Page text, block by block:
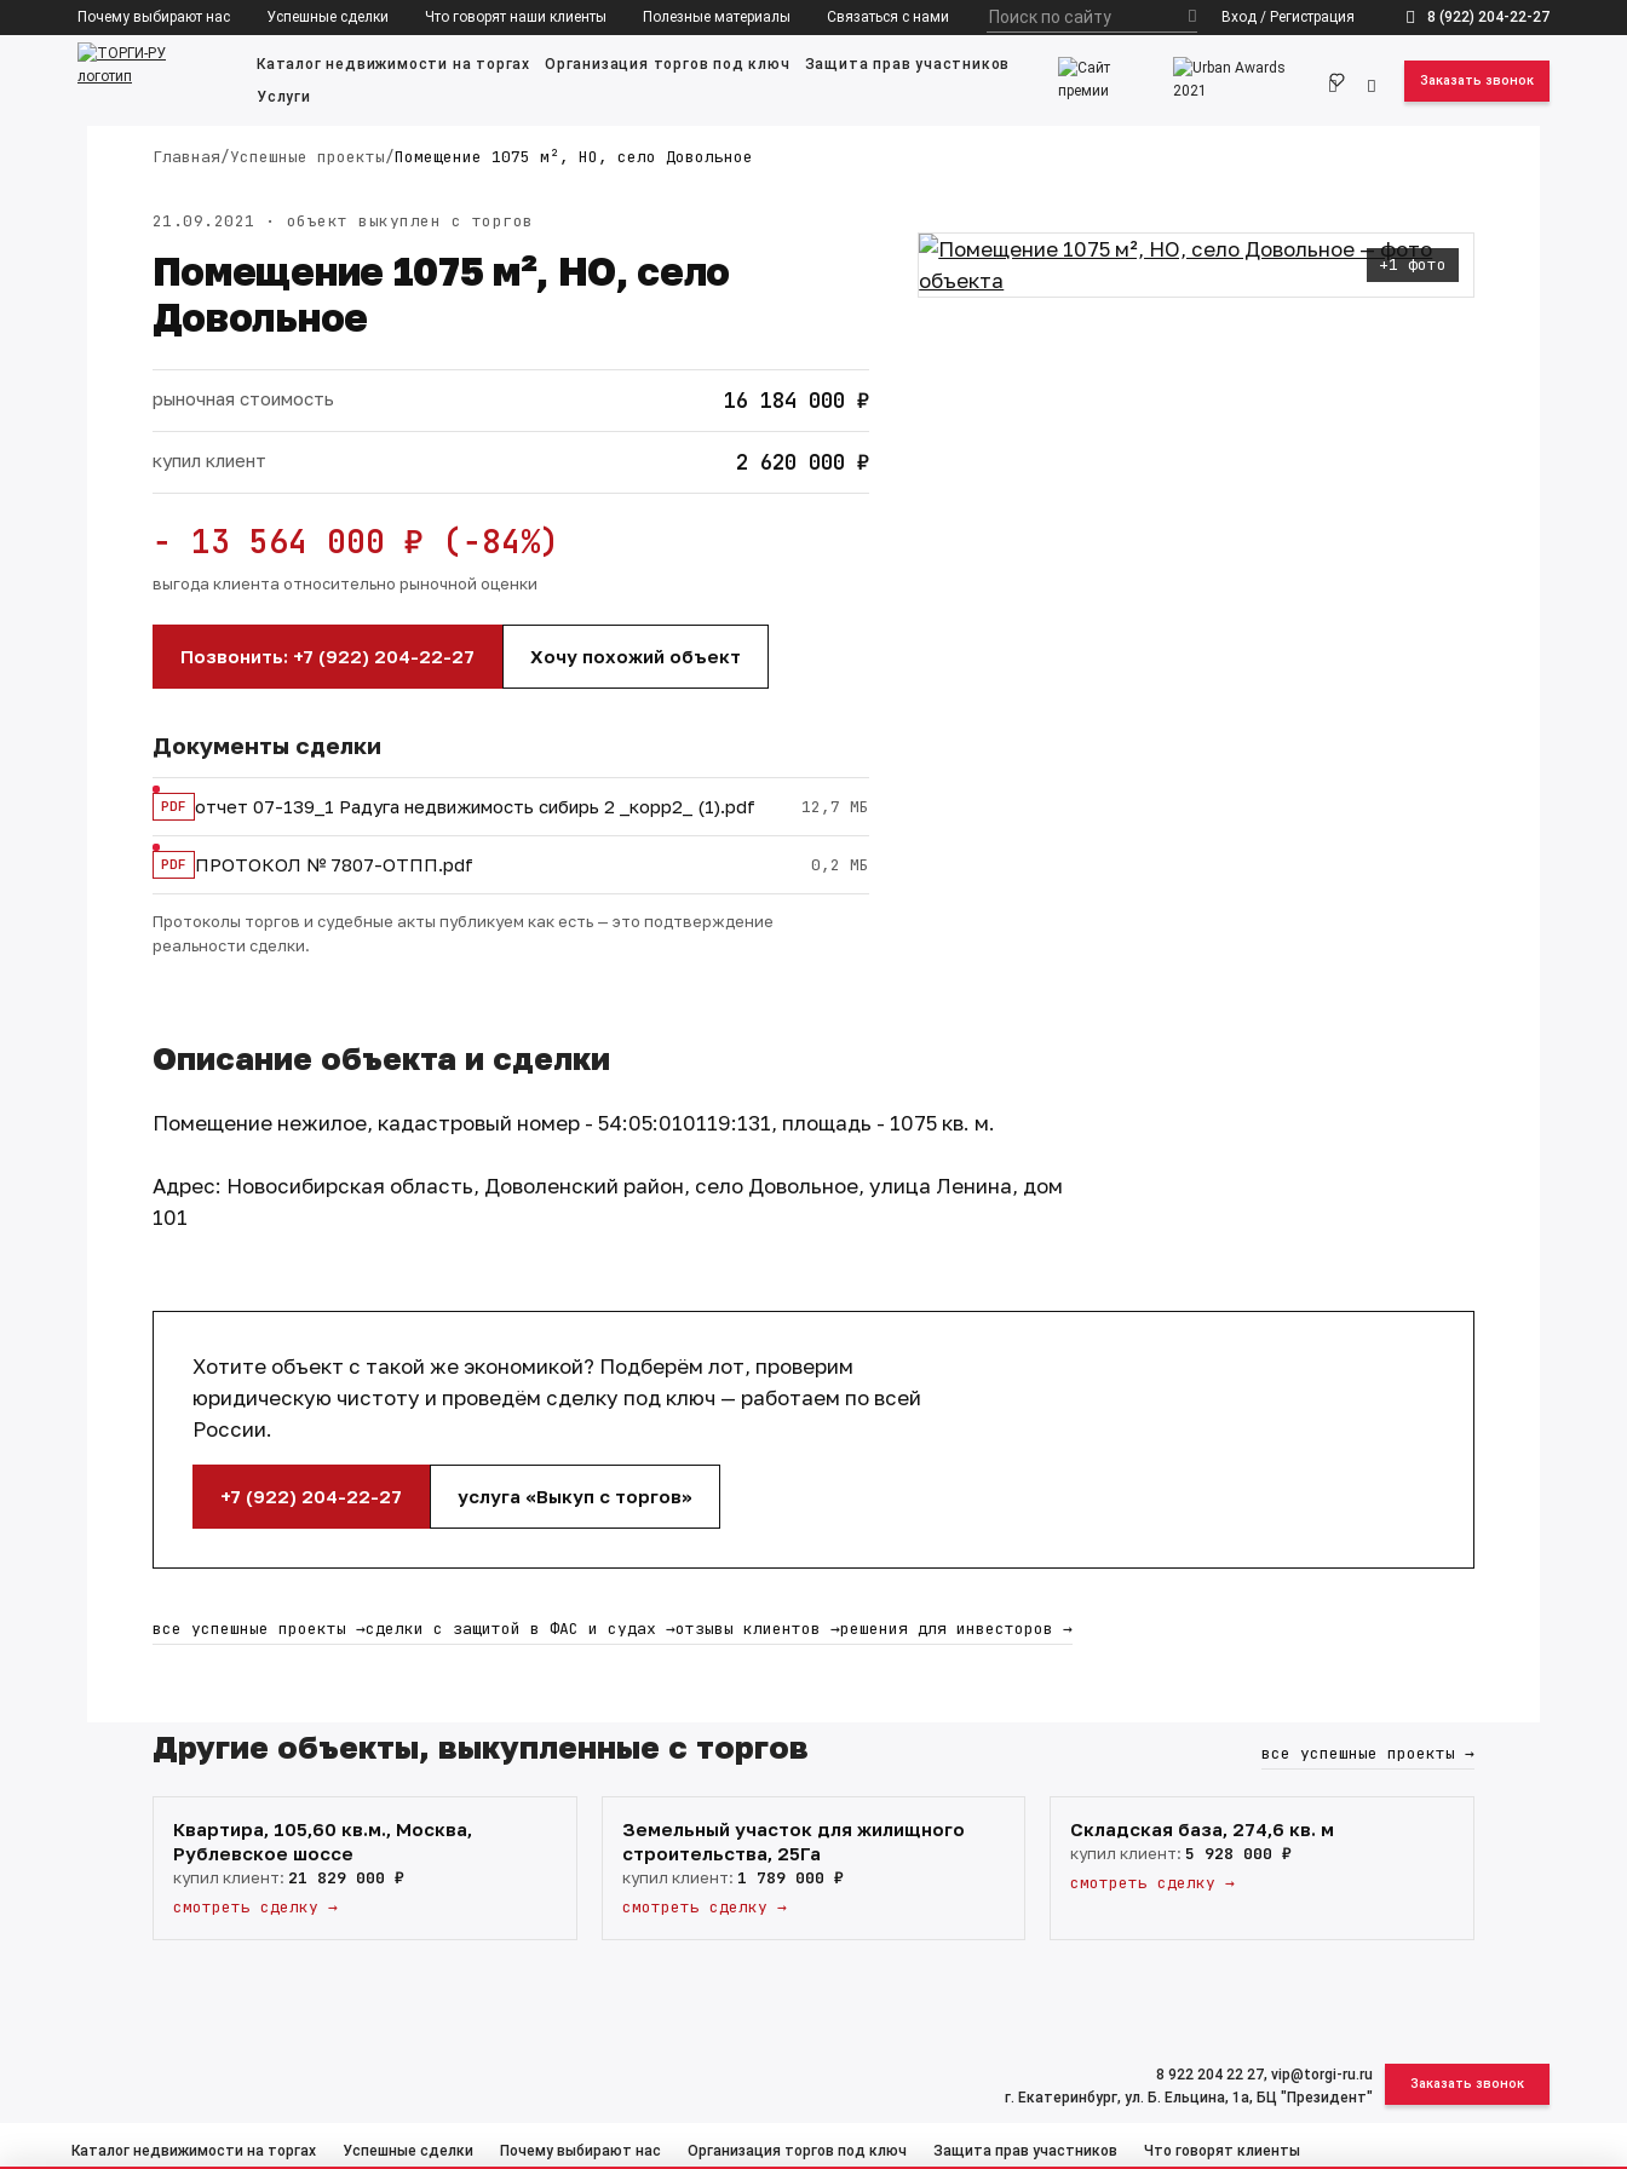
Почему выбирают нас Успешные сделки Что говорят наши клиенты Полезные материалы Связаться с нами Вход / Регистрация 8 (922) 204-22-27
Каталог недвижимости на торгах Организация торгов под ключ
Защита прав участников
Услуги
Заказать звонок
Главная/Успешные проекты/Помещение 1075 м², НО, село Довольное
21.09.2021 · объект выкуплен с торгов
Помещение 1075 м², НО, село
Довольное
рыночная стоимость 16 184 000 ₽
купил клиент 2 620 000 ₽
− 13 564 000 ₽ (−84%)
выгода клиента относительно рыночной оценки
Позвонить: +7 (922) 204-22-27 Хочу похожий объект
Документы сделки
PDF отчет 07-139_1 Радуга недвижимость сибирь 2 _корр2_ (1).pdf 12,7 МБ
PDF ПРОТОКОЛ № 7807-ОТПП.pdf 0,2 МБ
Протоколы торгов и судебные акты публикуем как есть — это подтверждение
реальности сделки.
+1 фото
Описание объекта и сделки
Помещение нежилое, кадастровый номер - 54:05:010119:131, площадь - 1075 кв. м.
Адрес: Новосибирская область, Доволенский район, село Довольное, улица Ленина, дом
101
Хотите объект с такой же экономикой? Подберём лот, проверим
юридическую чистоту и проведём сделку под ключ — работаем по всей
России.
+7 (922) 204-22-27 услуга «Выкуп с торгов»
все успешные проекты →сделки с защитой в ФАС и судах →отзывы клиентов →решения для инвесторов →
Другие объекты, выкупленные с торгов все успешные проекты→
Квартира, 105,60 кв.м., Москва,
Рублевское шоссе
купил клиент: 21 829 000 ₽
смотреть сделку →
Земельный участок для жилищного
строительства, 25Га
купил клиент: 1 789 000 ₽
смотреть сделку →
Складская база, 274,6 кв. м
купил клиент: 5 928 000 ₽
смотреть сделку→
8 922 204 22 27, vip@torgi-ru.ru
г. Екатеринбург, ул. Б. Ельцина, 1а, БЦ "Президент"
Заказать звонок
Каталог недвижимости на торгах Успешные сделки Почему выбирают нас Организация торгов под ключ Защита прав участников Что говорят клиенты